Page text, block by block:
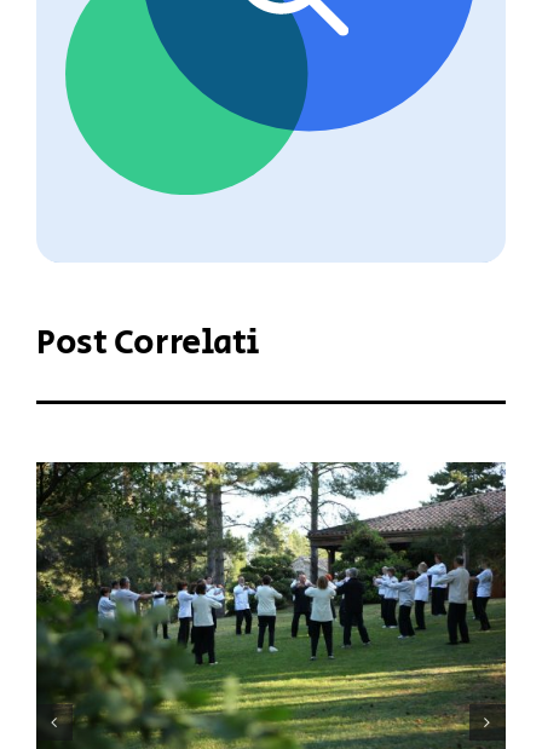
Post Correlati